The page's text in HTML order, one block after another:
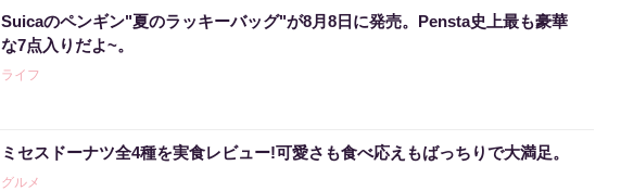
Suicaのペンギン"夏のラッキーバッグ"が8月8日に発売。Pensta史上最も豪華
な7点入りだよ~。
ライフ
ミセスドーナツ全4種を実食レビュー!可愛さも食べ応えもばっちりで大満足。
グルメ